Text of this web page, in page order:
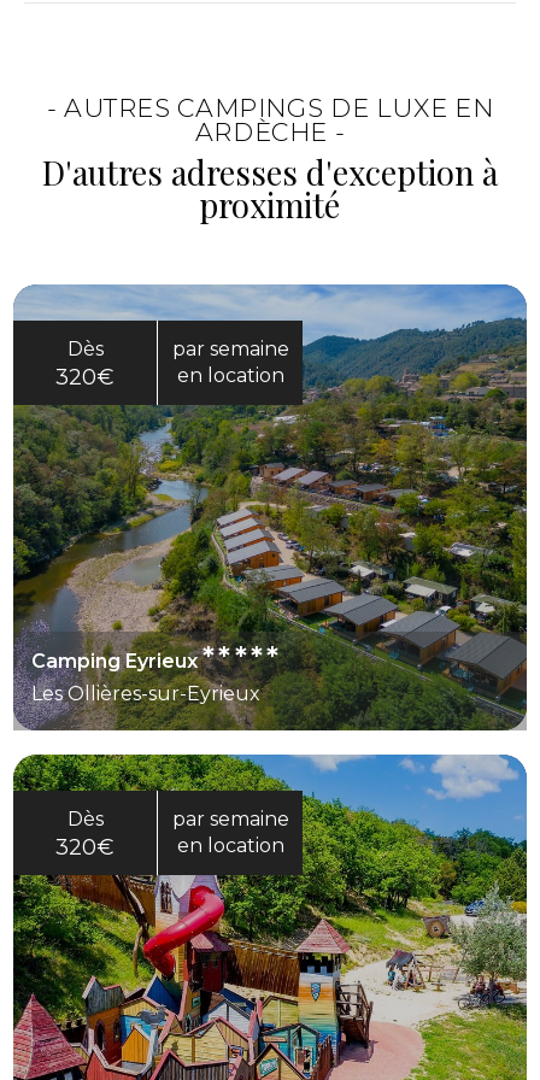
facilement.
- AUTRES CAMPINGS DE LUXE EN
ARDÈCHE -
D'autres adresses d'exception à
proximité
Dès
320€
par semaine
en location
Camping Eyrieux*****
Les Ollières-sur-Eyrieux
Dès
320€
par semaine
en location